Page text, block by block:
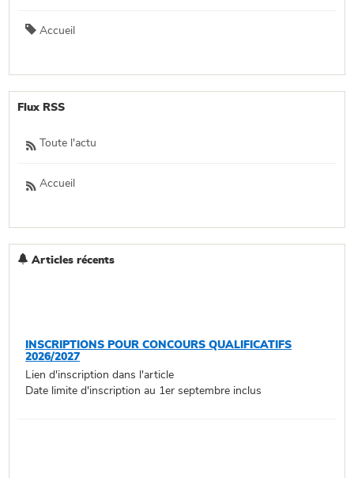
Accueil
Flux RSS
Toute l'actu
Accueil
Articles récents
INSCRIPTIONS POUR CONCOURS QUALIFICATIFS
2026/2027
Lien d'inscription dans l'article
Date limite d'inscription au 1er septembre inclus